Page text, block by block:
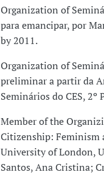
Organization of
para emancipar, por
by 2011.
Organization of
preliminar a partir da
Seminários do CES,
Member of the
Citizenship: Feminism
University of London,
Santos, Ana Cristina;